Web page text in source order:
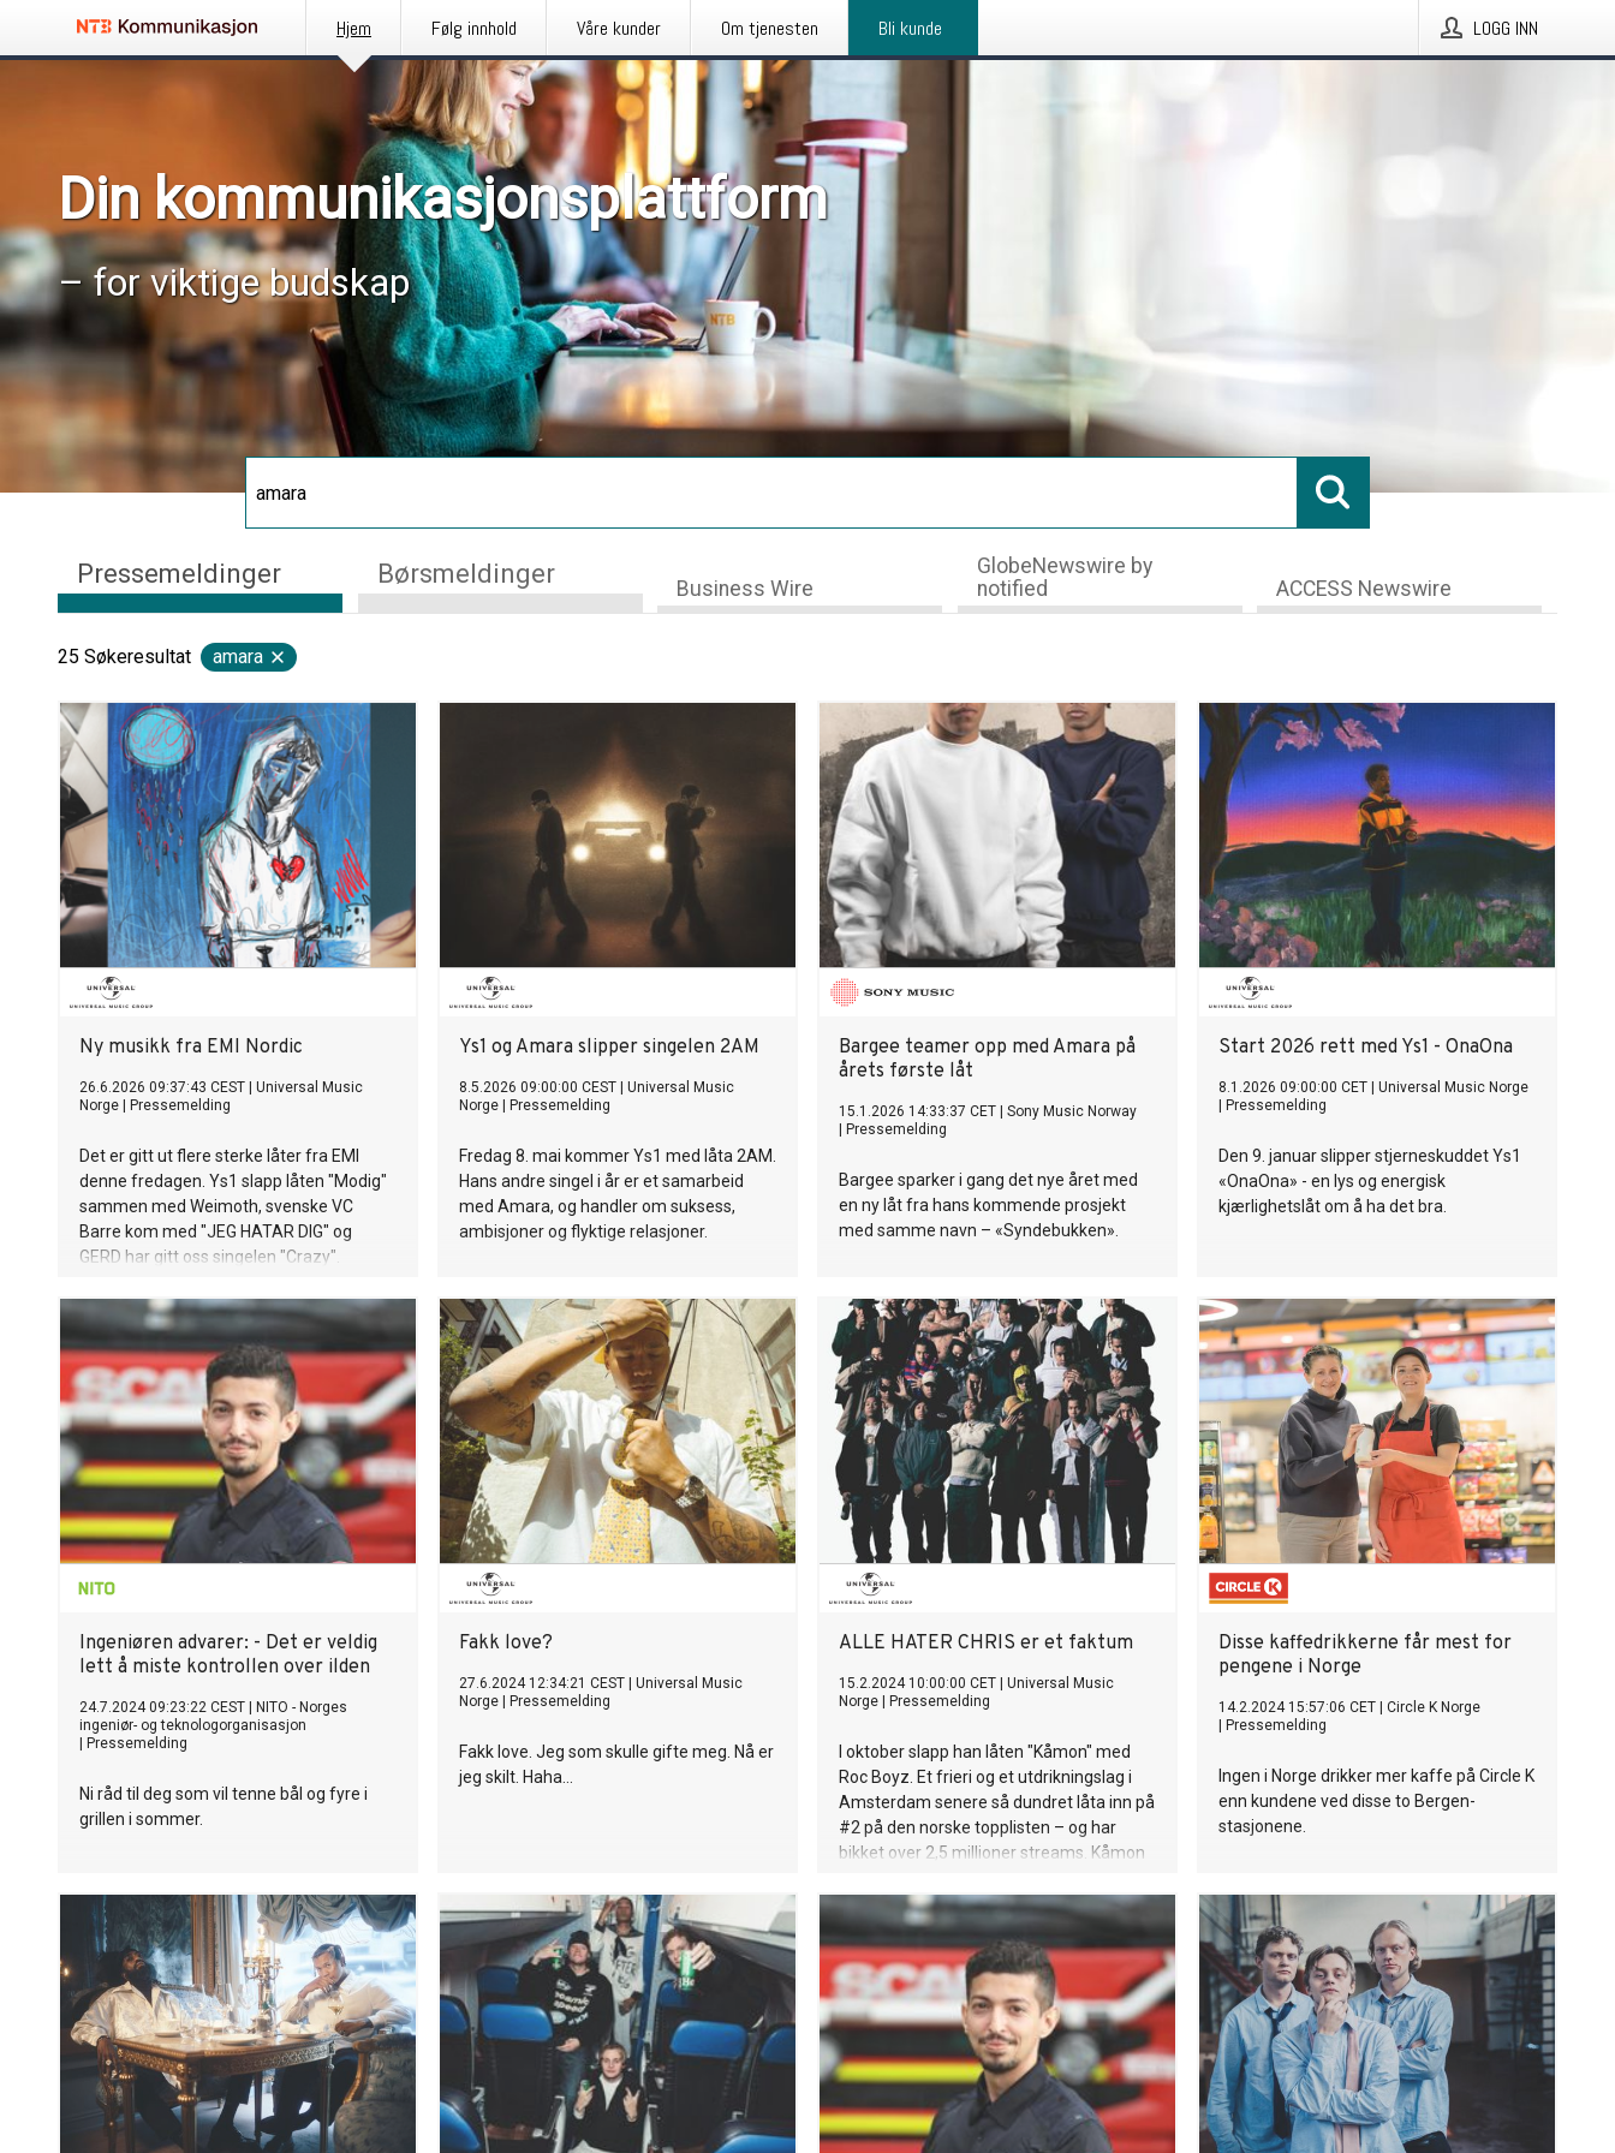
Hjem Følg innhold Våre kunder Om tjenesten Bli kunde LOGG INN
Din kommunikasjonsplattform
– for viktige budskap
Pressemeldinger Børsmeldinger Business Wire
GlobeNewswire by
notified
ACCESS Newswire
25 Søkeresultat amara
Ny musikk fra EMI Nordic
26.6.2026 09:37:43 CEST
Universal Music
Norge
Pressemelding
Det er gitt ut flere sterke låter fra EMI
denne fredagen. Ys1 slapp låten "Modig"
sammen med Weimoth, svenske VC
Barre kom med "JEG HATAR DIG" og
GERD har gitt oss singelen "Crazy".
Ys1 og Amara slipper singelen 2AM
8.5.2026 09:00:00 CEST
Universal Music
Norge
Pressemelding
Fredag 8. mai kommer Ys1 med låta 2AM.
Hans andre singel i år er et samarbeid
med Amara, og handler om suksess,
ambisjoner og flyktige relasjoner.
Bargee teamer opp med Amara på
årets første låt
15.1.2026 14:33:37 CET
Sony Music Norway
Pressemelding
Bargee sparker i gang det nye året med
en ny låt fra hans kommende prosjekt
med samme navn – «Syndebukken».
Start 2026 rett med Ys1 - OnaOna
8.1.2026 09:00:00 CET
Universal Music Norge
Pressemelding
Den 9. januar slipper stjerneskuddet Ys1
«OnaOna» - en lys og energisk
kjærlighetslåt om å ha det bra.
Ingeniøren advarer: - Det er veldig
lett å miste kontrollen over ilden
24.7.2024 09:23:22 CEST
NITO - Norges
ingeniør- og teknologorganisasjon
Pressemelding
Ni råd til deg som vil tenne bål og fyre i
grillen i sommer.
Fakk love?
27.6.2024 12:34:21 CEST
Universal Music
Norge
Pressemelding
Fakk love. Jeg som skulle gifte meg. Nå er
jeg skilt. Haha…
ALLE HATER CHRIS er et faktum
15.2.2024 10:00:00 CET
Universal Music
Norge
Pressemelding
I oktober slapp han låten "Kåmon" med
Roc Boyz. Et frieri og et utdrikningslag i
Amsterdam senere så dundret låta inn på
#2 på den norske topplisten – og har
bikket over 2,5 millioner streams. Kåmon
på ting og tang, en siste dans før vi skulle
inn i bryllup. Slik ble det ikke. Høsten har
vært preget av rykter, noen sanne – andre
ikke. Det måtte rett og slett bli en låt, og
med seg på laget fikk han selveste Arif
Murakami. Arif som på mange måter har
vært en storebror og en støttespiller ble
den perfekte rådgiveren i denne
ryktetravle høsten. «Ryktet sier» kom 12.
januar og ble siste store drypp før man nå
Disse kaffedrikkerne får mest for
pengene i Norge
14.2.2024 15:57:06 CET
Circle K Norge
Pressemelding
Ingen i Norge drikker mer kaffe på Circle K
enn kundene ved disse to Bergen-
stasjonene.